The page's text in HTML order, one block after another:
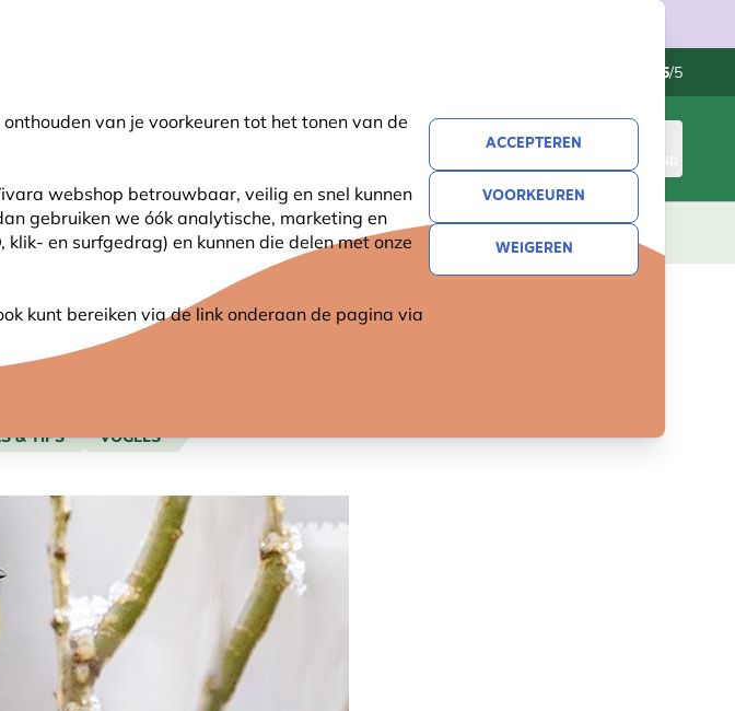
van je voorkeuren tot het tonen van de
webshop betrouwbaar, veilig en snel kunnen
gebruiken we óók analytische, marketing en
en surfgedrag) en kunnen die delen met onze
kunt bereiken via de link onderaan de pagina via
ACCEPTEREN
VOORKEUREN
WEIGEREN
4.5/5
WINKELMAND
PLANTEN NATUURBELEVING CADEAUS NIEUW SALE
& TIPS VOGELS